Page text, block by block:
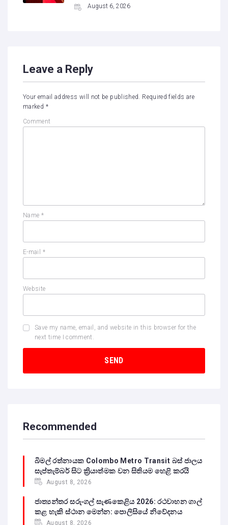
August 6, 2026
Leave a Reply
Your email address will not be published. Required fields are
marked *
Comment
Name *
E-mail *
Website
Save my name, email, and website in this browser for the
next time I comment.
Recommended
බිමල් රත්නායක Colombo Metro Transit බස් ජාලය
සැප්තැම්බර් සිට ක්‍රියාත්මක වන සිතියම හෙළි කරයි
August 8, 2026
ජාත්‍යන්තර සරුංගල් සැණකෙළිය 2026: රථවාහන ගාල්
කළ හැකි ස්ථාන මෙන්න: පොලිසියේ නිවේදනය
August 8, 2026